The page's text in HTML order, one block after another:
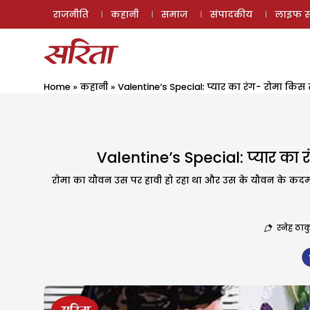
राजनीति कहानी समाज संपादकीय लाइफ
Home » कहानी » Valentine’s Special: प्यार का रंग- रोमा किस
Valentine’s Special: प्यार का
रोमा का यौवन उस पर हावी हो रहा था और उस के यौवन
स्नेह